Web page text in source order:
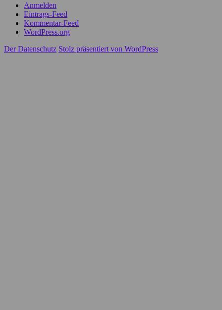
Anmelden
Eintrags-Feed
Kommentar-Feed
WordPress.org
Der Datenschutz Stolz präsentiert von WordPress